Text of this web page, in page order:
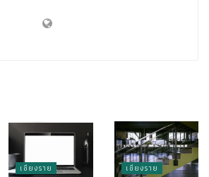
เชียงราย เชียงราย